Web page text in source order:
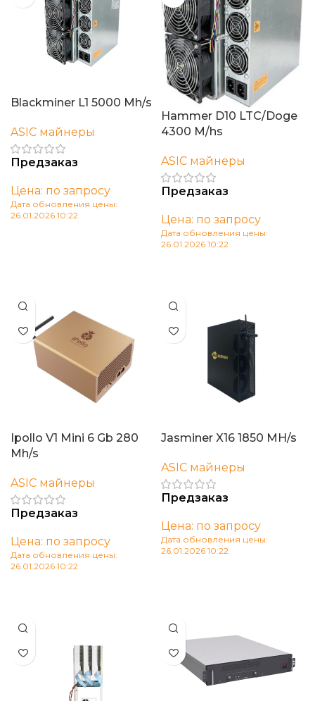
Blackminer L1 5000 Mh/s
ASIC майнеры
Предзаказ
Цена: по запросу
Дата обновления цены:
26.01.2026 10:22
Hammer D10 LTC/Doge
4300 M/hs
ASIC майнеры
Предзаказ
Цена: по запросу
Дата обновления цены:
26.01.2026 10:22
Ipollo V1 Mini 6 Gb 280
Mh/s
ASIC майнеры
Предзаказ
Цена: по запросу
Дата обновления цены:
26.01.2026 10:22
Jasminer X16 1850 MH/s
ASIC майнеры
Предзаказ
Цена: по запросу
Дата обновления цены:
26.01.2026 10:22